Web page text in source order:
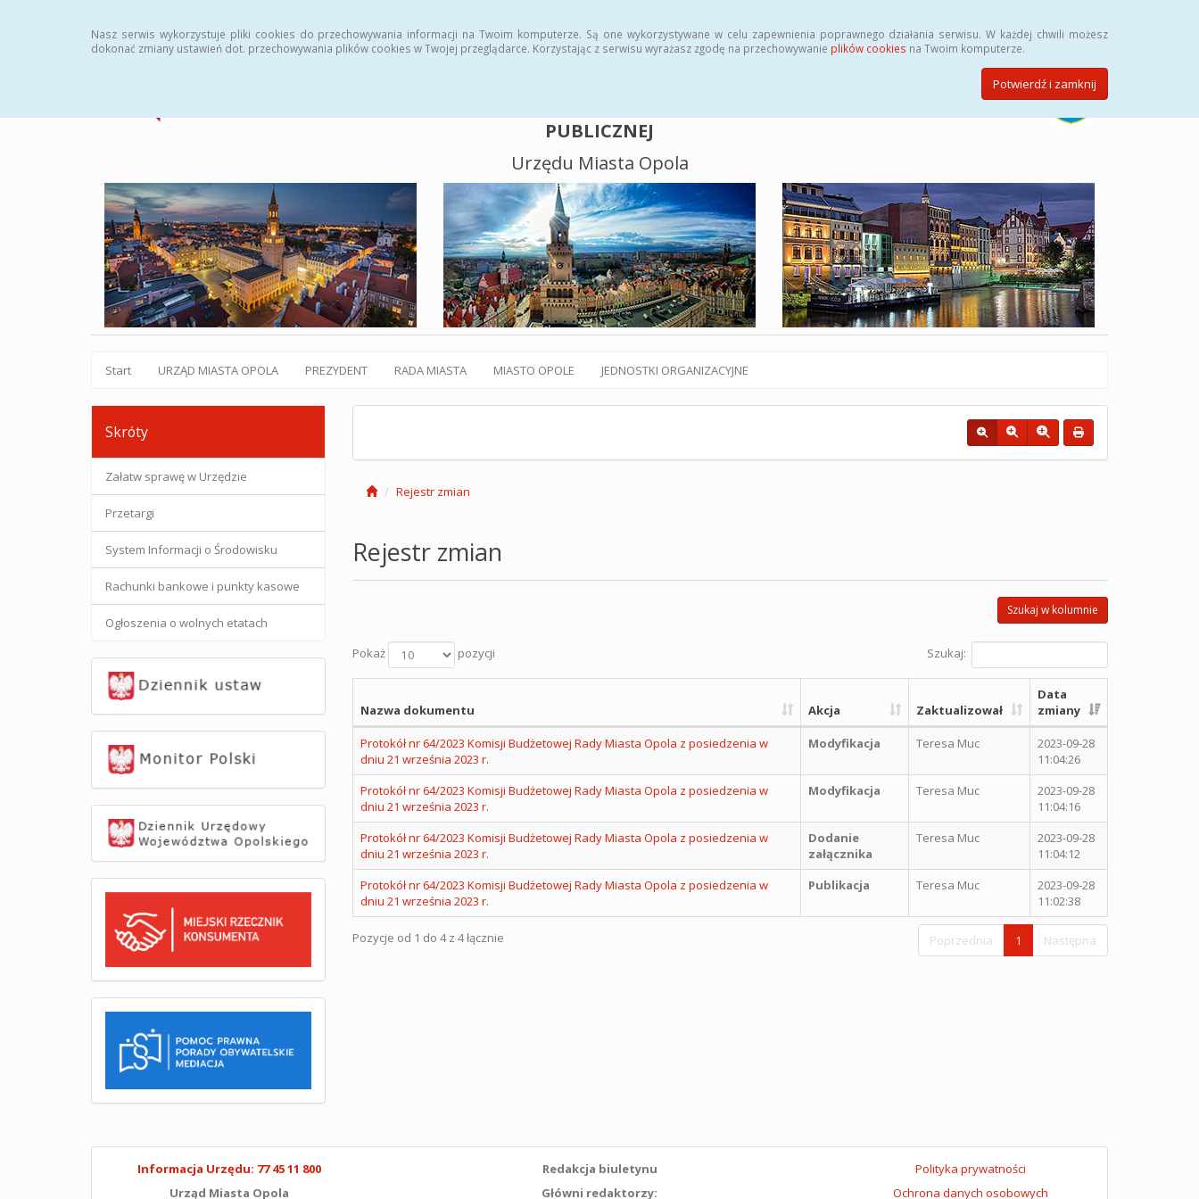
Nasz serwis wykorzystuje pliki cookies do przechowywania informacji na Twoim komputerze. Są one wykorzystywane w celu zapewnienia poprawnego działania serwisu. W każdej chwili możesz
dokonać zmiany ustawień dot. przechowywania plików cookies w Twojej przeglądarce. Korzystając z serwisu wyrażasz zgodę na przechowywanie plików cookies na Twoim komputerze.
Potwierdź i zamknij
PUBLICZNEJ
Urzędu Miasta Opola
Start URZĄD MIASTA OPOLA PREZYDENT RADA MIASTA MIASTO OPOLE JEDNOSTKI ORGANIZACYJNE
Skróty
Załatw sprawę w Urzędzie
Przetargi
System Informacji o Środowisku
Rachunki bankowe i punkty kasowe
Ogłoszenia o wolnych etatach
Rejestr zmian
Rejestr zmian
Szukaj w kolumnie
Pokaż pozycji Szukaj:
Nazwa dokumentu Akcja Zaktualizował
Data
zmiany
Protokół nr 64/2023 Komisji Budżetowej Rady Miasta Opola z posiedzenia w
dniu 21 września 2023 r.
Modyfikacja Teresa Muc
2023-09-28
11:04:26
Protokół nr 64/2023 Komisji Budżetowej Rady Miasta Opola z posiedzenia w
dniu 21 września 2023 r.
Modyfikacja Teresa Muc
2023-09-28
11:04:16
Protokół nr 64/2023 Komisji Budżetowej Rady Miasta Opola z posiedzenia w
dniu 21 września 2023 r.
Dodanie
załącznika
Teresa Muc
2023-09-28
11:04:12
Protokół nr 64/2023 Komisji Budżetowej Rady Miasta Opola z posiedzenia w
dniu 21 września 2023 r.
Publikacja Teresa Muc
2023-09-28
11:02:38
Pozycje od 1 do 4 z 4 łącznie Poprzednia 1 Następna
Informacja Urzędu: 77 45 11 800
Urząd Miasta Opola
Redakcja biuletynu
Główni redaktorzy:
Polityka prywatności
Ochrona danych osobowych